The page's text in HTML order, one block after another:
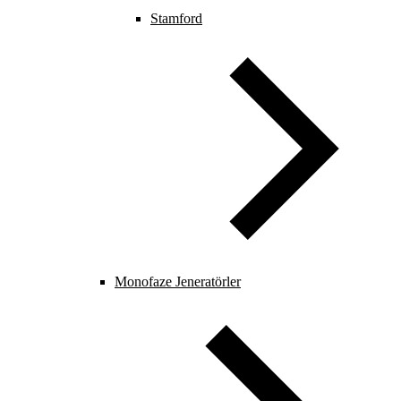
Stamford
Monofaze Jeneratörler